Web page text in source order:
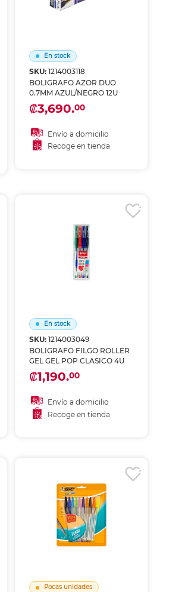
En stock
SKU: 1214003118
BOLIGRAFO AZOR DUO
0.7MM AZUL/NEGRO 12U
₡3,690.00
Envío a domicilio
Recoge en tienda
En stock
SKU: 1214003049
BOLIGRAFO FILGO ROLLER
GEL GEL POP CLASICO 4U
₡1,190.00
Envío a domicilio
Recoge en tienda
Pocas unidades